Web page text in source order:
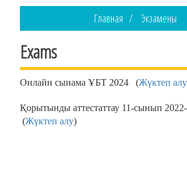
Главная Экзамены
Exams
Онлайн сынама ҰБТ 2024 (Жүктеп алу
Қорытынды аттестаттау 11-сынып
(Жүктеп алу)